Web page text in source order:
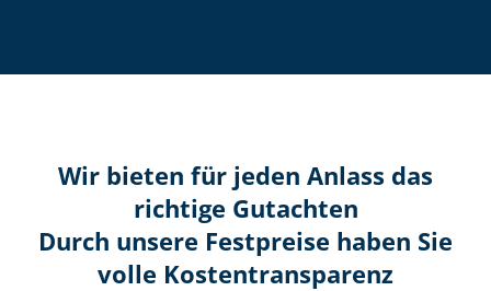
Wir bieten für jeden Anlass das
richtige Gutachten
Durch unsere Festpreise haben Sie
volle Kosten­transparenz